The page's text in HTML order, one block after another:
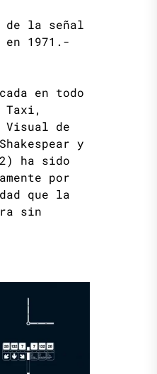
de la señal
en 1971.-
en todo
Taxi,
Visual de
y
ha sido
por
que la
sin